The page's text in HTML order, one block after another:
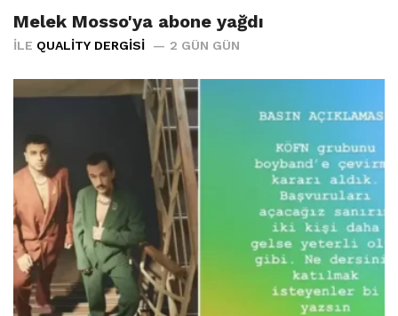
Melek Mosso'ya abone yağdı
İLE QUALITY DERGISI 2 GÜN GÜN